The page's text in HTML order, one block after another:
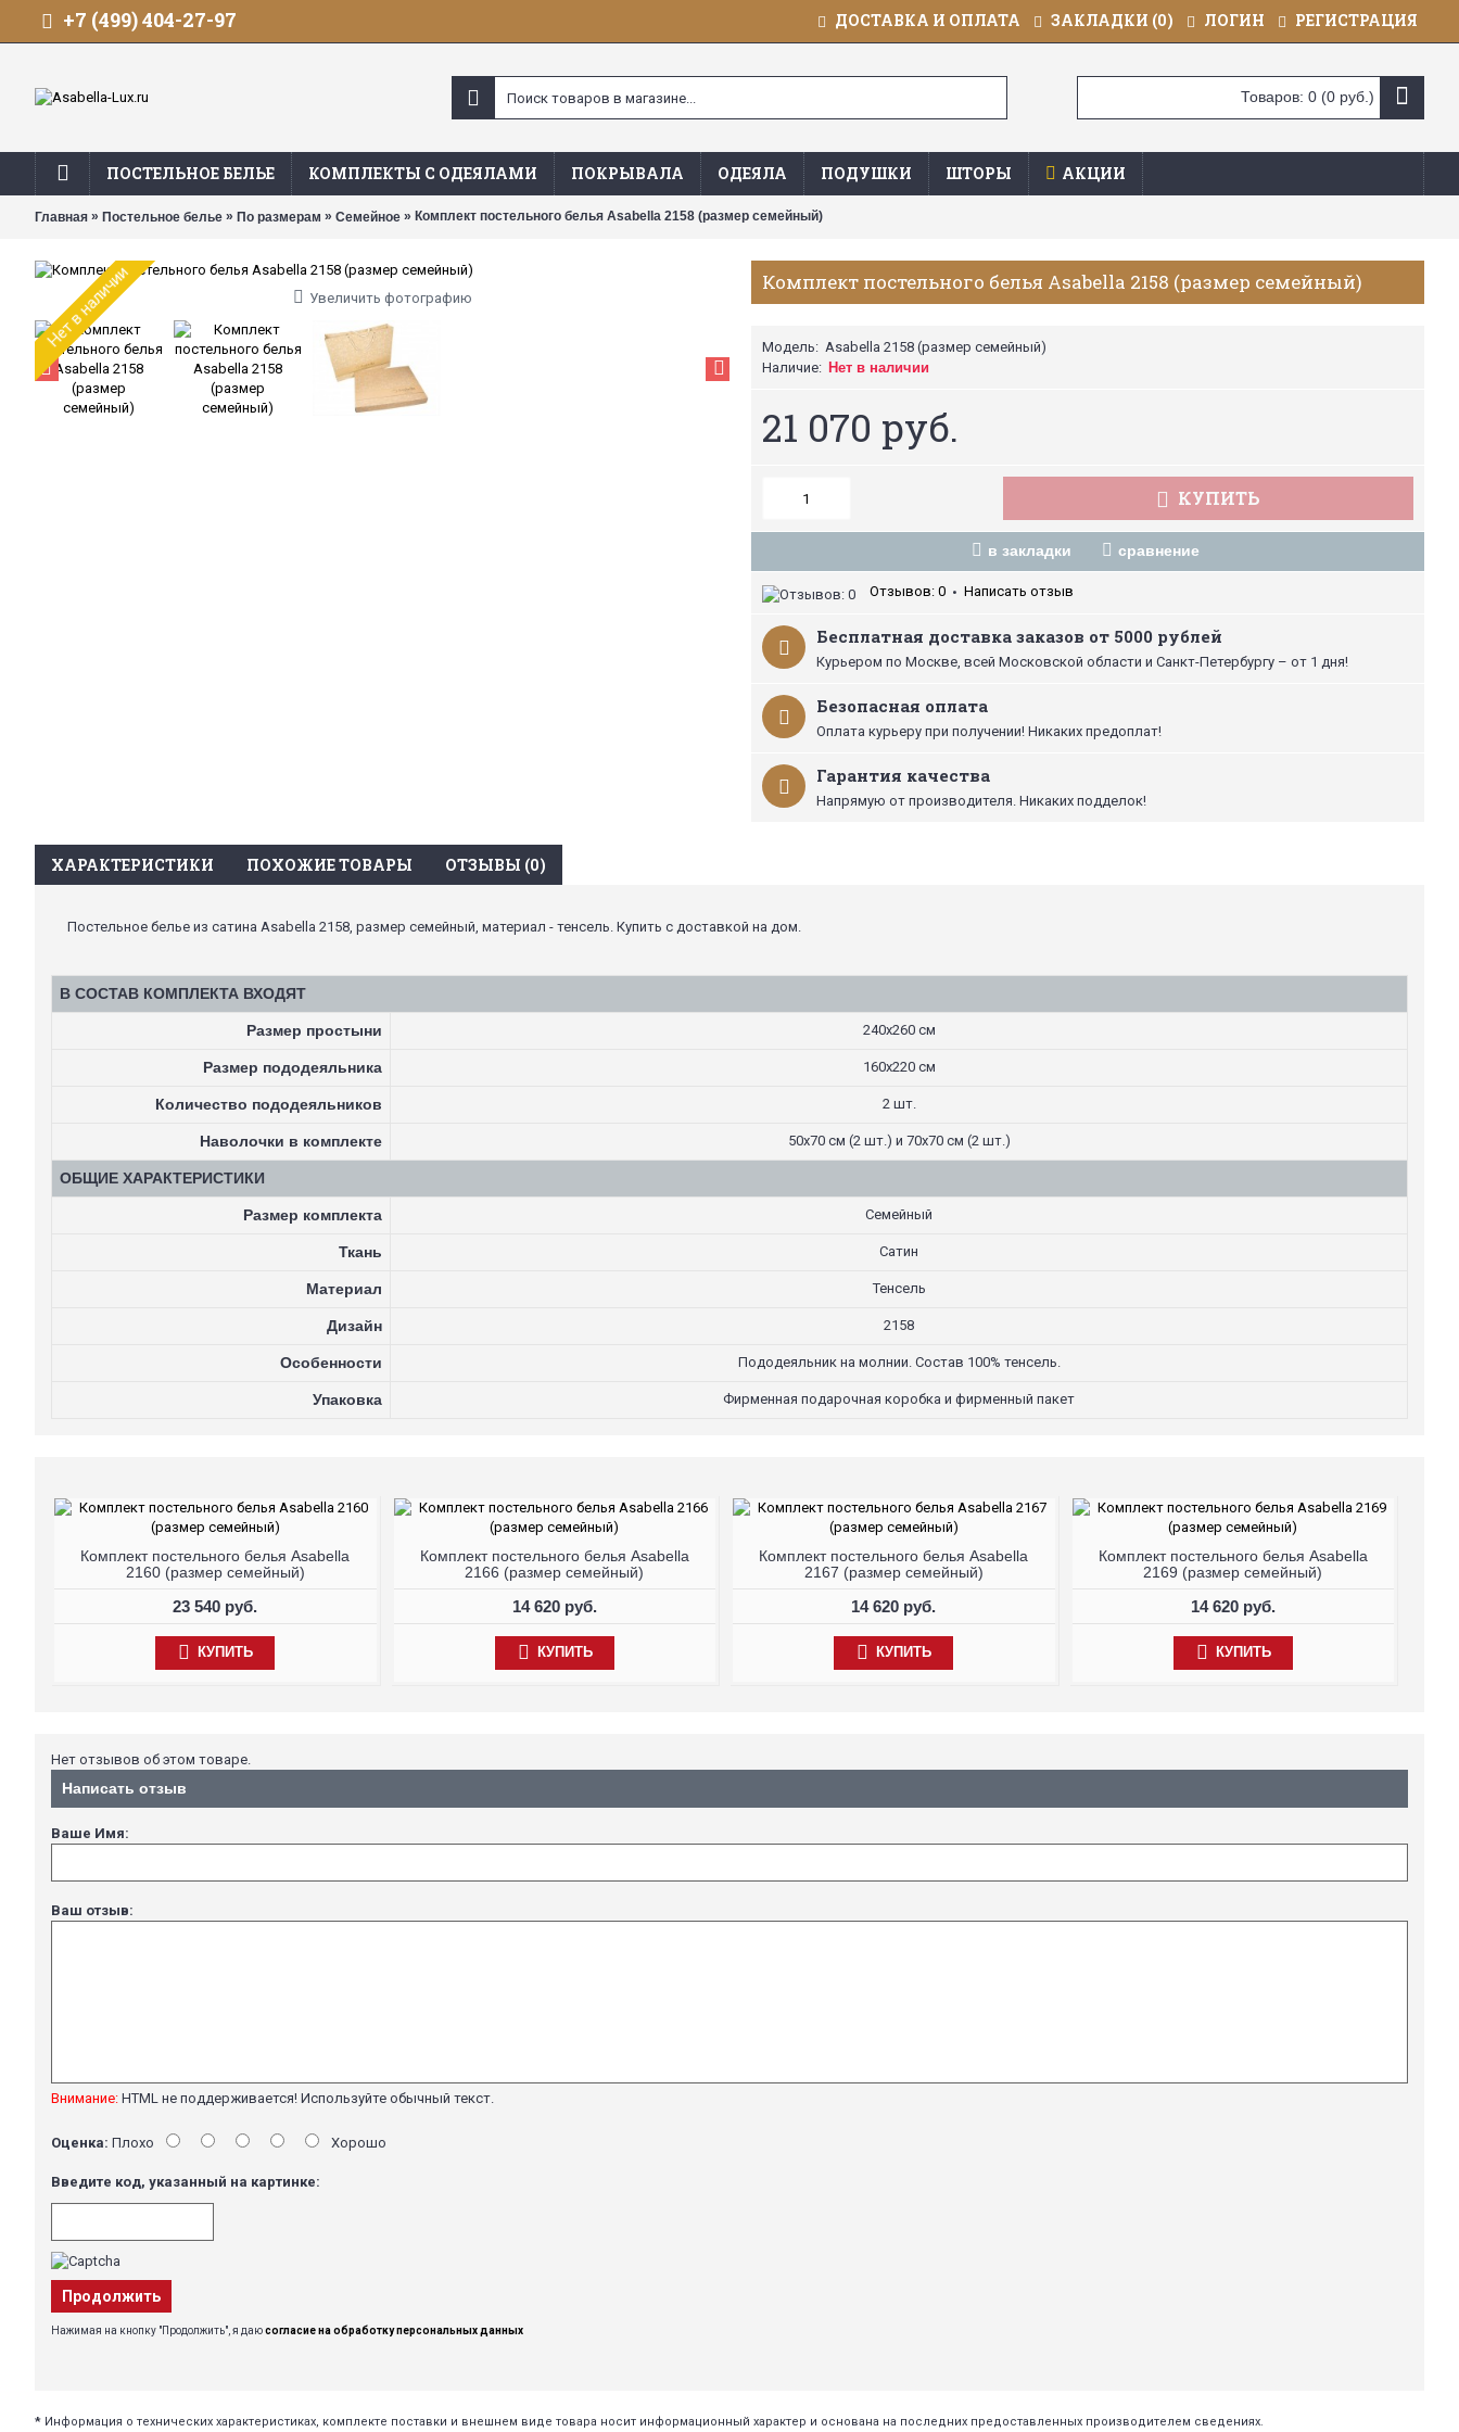
+7 (499) 404-27-97 ДОСТАВКА И ОПЛАТА ЗАКЛАДКИ (0) ЛОГИН РЕГИСТРАЦИЯ
Товаров: 0 (0 руб.)
ПОСТЕЛЬНОЕ БЕЛЬЕ КОМПЛЕКТЫ С ОДЕЯЛАМИ ПОКРЫВАЛА ОДЕЯЛА ПОДУШКИ ШТОРЫ АКЦИИ
Главная » Постельное белье » По размерам » Семейное » Комплект постельного белья Asabella 2158 (размер семейный)
Нет в наличии Увеличить фотографию
Комплект постельного белья Asabella 2158 (размер семейный)
Модель: Asabella 2158 (размер семейный)
Наличие: Нет в наличии
21 070 руб.
КУПИТЬ
в закладки сравнение
Отзывов: 0 • Написать отзыв
Бесплатная доставка заказов от 5000 рублей
Курьером по Москве, всей Московской области и Санкт-Петербургу – от 1 дня!
Безопасная оплата
Оплата курьеру при получении! Никаких предоплат!
Гарантия качества
Напрямую от производителя. Никаких подделок!
ХАРАКТЕРИСТИКИ ПОХОЖИЕ ТОВАРЫ ОТЗЫВЫ (0)
Постельное белье из сатина Asabella 2158, размер семейный, материал - тенсель. Купить с доставкой на дом.
В СОСТАВ КОМПЛЕКТА ВХОДЯТ
Размер простыни 240х260 см
Размер пододеяльника 160х220 см
Количество пододеяльников 2 шт.
Наволочки в комплекте 50х70 см (2 шт.) и 70х70 см (2 шт.)
ОБЩИЕ ХАРАКТЕРИСТИКИ
Размер комплекта Семейный
Ткань Сатин
Материал Тенсель
Дизайн 2158
Особенности Пододеяльник на молнии. Состав 100% тенсель.
Упаковка Фирменная подарочная коробка и фирменный пакет
Комплект постельного белья Asabella
2160 (размер семейный)
23 540 руб.
КУПИТЬ
Комплект постельного белья Asabella
2166 (размер семейный)
14 620 руб.
КУПИТЬ
Комплект постельного белья Asabella
2167 (размер семейный)
14 620 руб.
КУПИТЬ
Комплект постельного белья Asabella
2169 (размер семейный)
14 620 руб.
КУПИТЬ
Нет отзывов об этом товаре.
Написать отзыв
Ваше Имя:
Ваш отзыв:
Внимание: HTML не поддерживается! Используйте обычный текст.
Оценка: Плохо Хорошо
Введите код, указанный на картинке:
Продолжить
Нажимая на кнопку "Продолжить", я даюсогласие на обработку персональных данных
* Информация о технических характеристиках, комплекте поставки и внешнем виде товара носит информационный характер и основана на последних предоставленных производителем сведениях.